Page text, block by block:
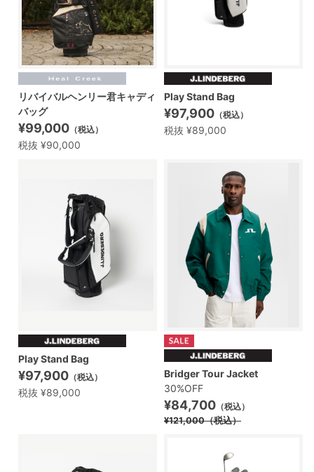
リバイバルヘンリー君キャディ
バッグ
¥99,000 （税込）
税抜 ¥90,000
Play Stand Bag
¥97,900 （税込）
税抜 ¥89,000
Play Stand Bag
¥97,900 （税込）
税抜 ¥89,000
Bridger Tour Jacket
30%OFF
¥84,700 （税込）
¥121,000（税込）